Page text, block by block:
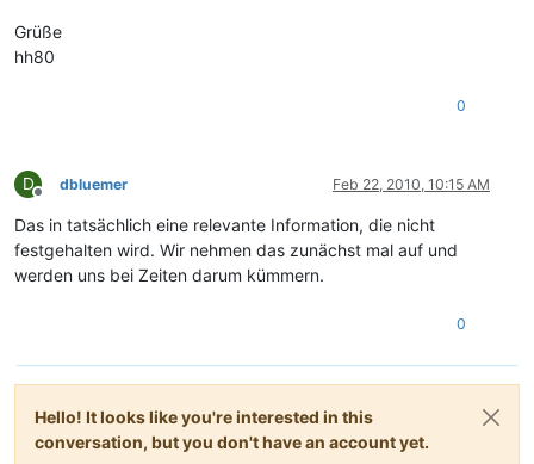
Grüße
hh80
0
D
Offline
dbluemer Feb 22, 2010, 10:15 AM
Das in tatsächlich eine relevante Information, die nicht
festgehalten wird. Wir nehmen das zunächst mal auf und
werden uns bei Zeiten darum kümmern.
0
Hello! It looks like you're interested in this
conversation, but you don't have an account yet.